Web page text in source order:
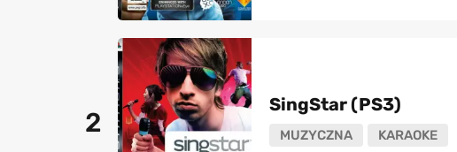
2
SingStar (PS3)
MUZYCZNA KARAOKE